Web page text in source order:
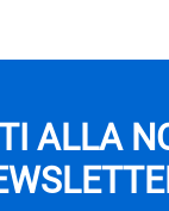
ALLA